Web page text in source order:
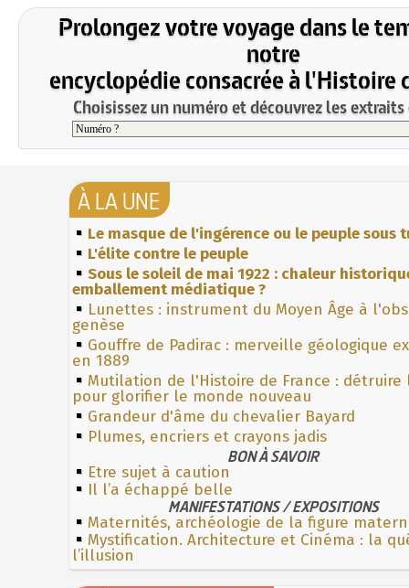
Prolongez votre voyage dans le
notre
encyclopédie consacrée à l'Histoire
Choisissez un numéro et découvrez les
À LA UNE
Le masque de l'ingérence ou le peuple sous
L'élite contre le peuple
Sous le soleil de mai 1922 : chaleur
emballement médiatique ?
Lunettes : instrument du Moyen Âge à
genèse
Gouffre de Padirac : merveille géologique
en 1889
Mutilation de l'Histoire de France : détruire
pour glorifier le monde nouveau
Grandeur d'âme du chevalier Bayard
Plumes, encriers et crayons jadis
BON À SAVOIR
Etre sujet à caution
Il l’a échappé belle
MANIFESTATIONS / EXPOSITIONS
Maternités, archéologie de la figure
Mystification. Architecture et Cinéma : la
l’illusion